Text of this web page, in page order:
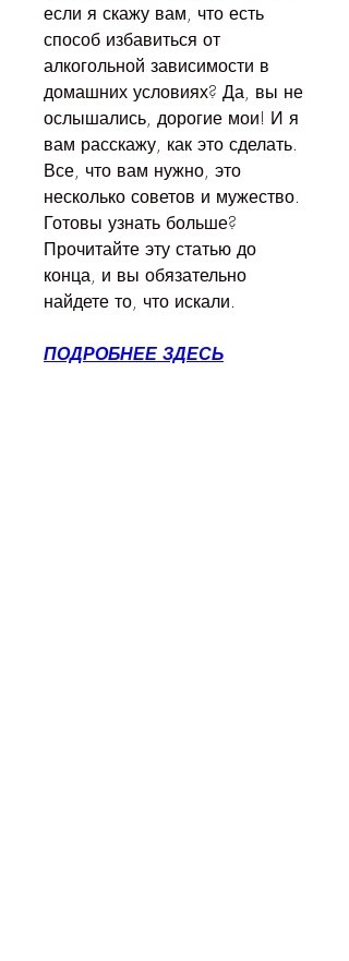
если я скажу вам, что есть
способ избавиться от
алкогольной зависимости в
домашних условиях? Да, вы не
ослышались, дорогие мои! И я
вам расскажу, как это сделать.
Все, что вам нужно, это
несколько советов и мужество.
Готовы узнать больше?
Прочитайте эту статью до
конца, и вы обязательно
найдете то, что искали.
ПОДРОБНЕЕ ЗДЕСЬ